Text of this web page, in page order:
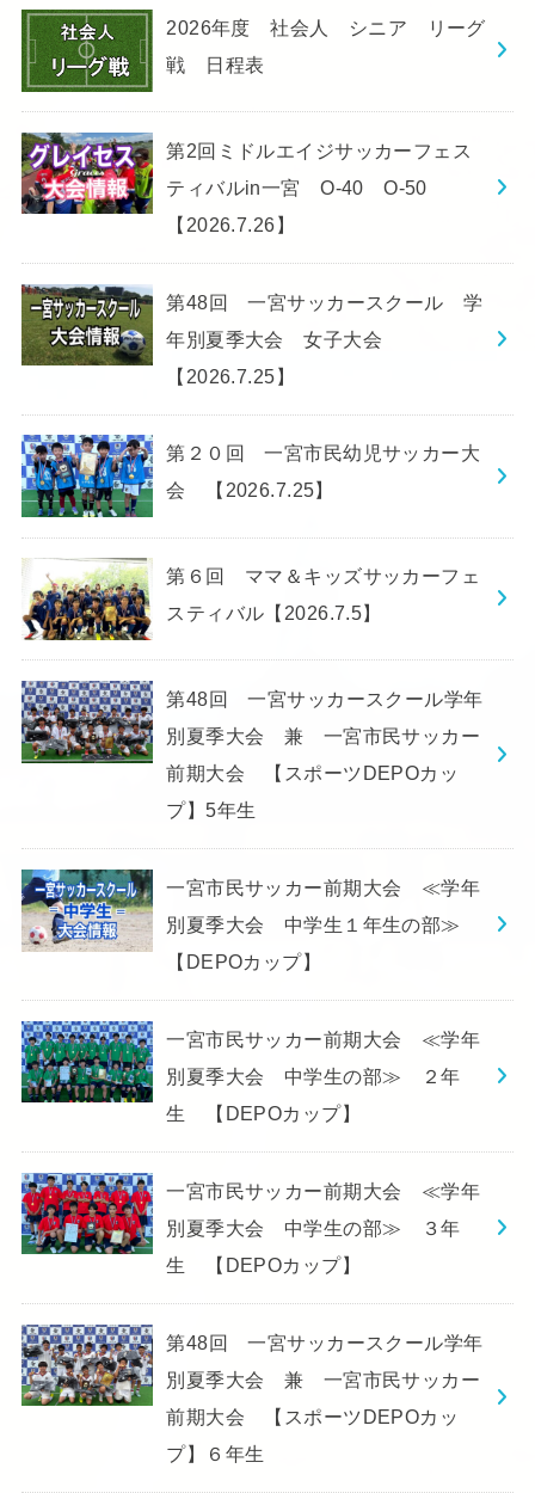
2026年度 社会人 シニア リーグ
戦 日程表
第2回ミドルエイジサッカーフェス
ティバルin一宮 O-40 O-50
【2026.7.26】
第48回 一宮サッカースクール 学
年別夏季大会 女子大会
【2026.7.25】
第２０回 一宮市民幼児サッカー大
会 【2026.7.25】
第６回 ママ＆キッズサッカーフェ
スティバル【2026.7.5】
第48回 一宮サッカースクール学年
別夏季大会 兼 一宮市民サッカー
前期大会 【スポーツDEPOカッ
プ】5年生
一宮市民サッカー前期大会 ≪学年
別夏季大会 中学生１年生の部≫
【DEPOカップ】
一宮市民サッカー前期大会 ≪学年
別夏季大会 中学生の部≫ ２年
生 【DEPOカップ】
一宮市民サッカー前期大会 ≪学年
別夏季大会 中学生の部≫ ３年
生 【DEPOカップ】
第48回 一宮サッカースクール学年
別夏季大会 兼 一宮市民サッカー
前期大会 【スポーツDEPOカッ
プ】６年生